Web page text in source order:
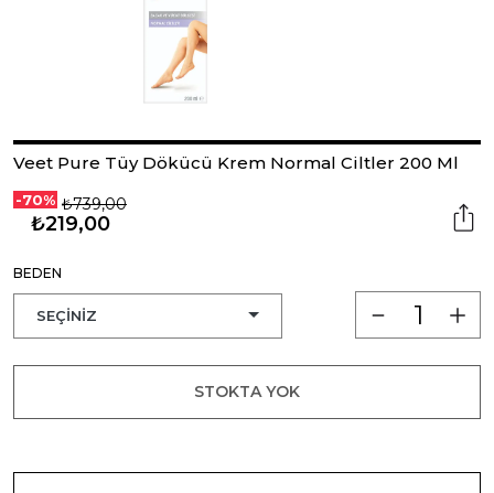
Veet Pure Tüy Dökücü Krem Normal Ciltler 200 Ml
-70% ₺739,00
₺219,00
BEDEN
STOKTA YOK